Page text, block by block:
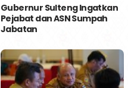
Gubernur Sulteng Ingatkan
Pejabat dan ASN Sumpah
Jabatan